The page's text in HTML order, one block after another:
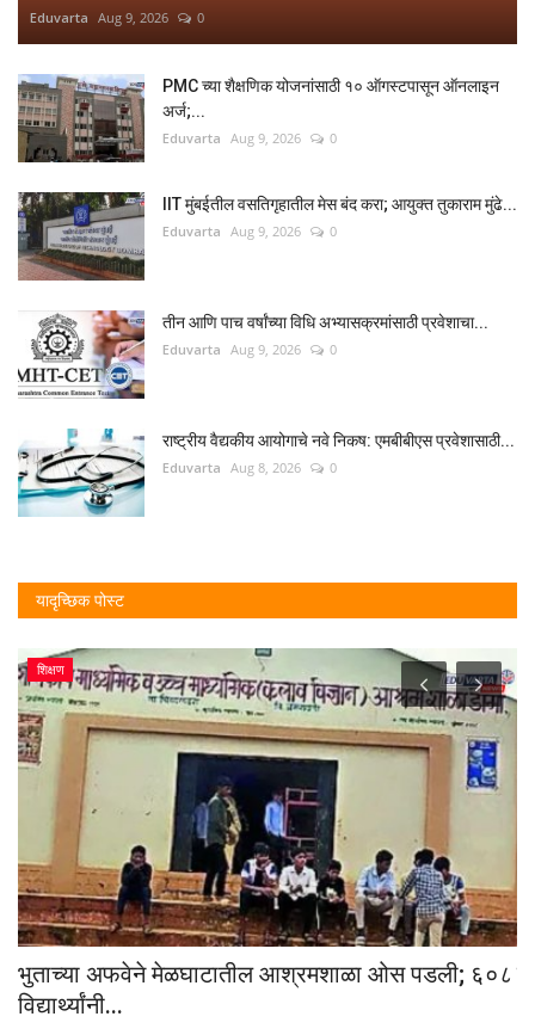
Eduvarta Aug 9, 2026 0
PMC च्या शैक्षणिक योजनांसाठी १० ऑगस्टपासून ऑनलाइन
अर्ज;...
Eduvarta Aug 9, 2026 0
IIT मुंबईतील वसतिगृहातील मेस बंद करा; आयुक्त तुकाराम मुंढे...
Eduvarta Aug 9, 2026 0
तीन आणि पाच वर्षांच्या विधि अभ्यासक्रमांसाठी प्रवेशाचा...
Eduvarta Aug 9, 2026 0
राष्ट्रीय वैद्यकीय आयोगाचे नवे निकष: एमबीबीएस प्रवेशासाठी...
Eduvarta Aug 8, 2026 0
यादृच्छिक पोस्ट
शिक्षण
भुताच्या अफवेने मेळघाटातील आश्रमशाळा ओस पडली; ६०८
विद्यार्थ्यांनी...